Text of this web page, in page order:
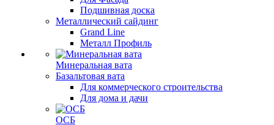
Подшивная доска
Металлический сайдинг
Grand Line
Металл Профиль
Минеральная вата
Базальтовая вата
Для коммерческого строительства
Для дома и дачи
ОСБ